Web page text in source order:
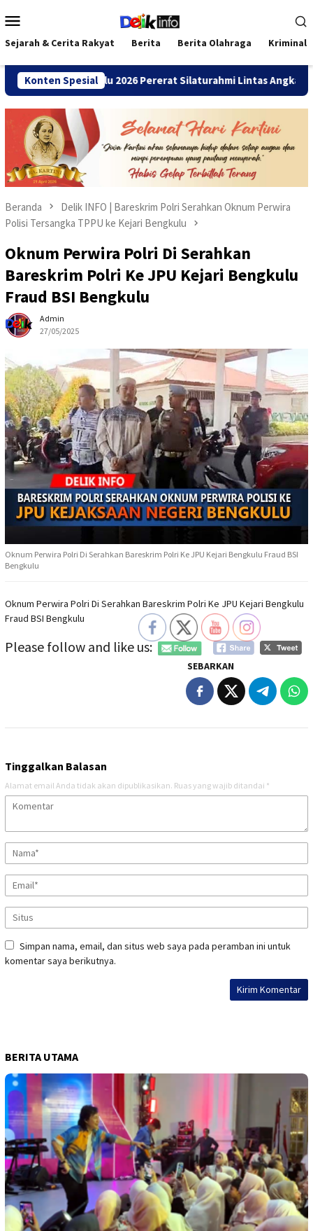
ke
kontenMobile
Sejarah & Cerita Rakyat Berita Berita Olahraga Kriminal
Konten Spesial
Bengkulu 2026 Pererat Silaturahmi Lintas Angkatan
Beranda
Delik INFO | Bareskrim Polri Serahkan Oknum Perwira
Polisi Tersangka TPPU ke Kejari Bengkulu
Oknum Perwira Polri Di Serahkan
Bareskrim Polri Ke JPU Kejari Bengkulu
Fraud BSI Bengkulu
Admin
27/05/2025
Oknum Perwira Polri Di Serahkan Bareskrim Polri Ke JPU Kejari Bengkulu Fraud BSI
Bengkulu
Oknum Perwira Polri Di Serahkan Bareskrim Polri Ke JPU Kejari Bengkulu
Fraud BSI Bengkulu
Please follow and like us:
SEBARKAN
Tinggalkan Balasan
Alamat email Anda tidak akan dipublikasikan. Ruas yang wajib ditandai *
Simpan nama, email, dan situs web saya pada peramban ini untuk
komentar saya berikutnya.
BERITA UTAMA